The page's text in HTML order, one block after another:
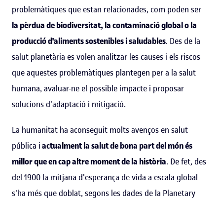
problemàtiques que estan relacionades, com poden ser
la pèrdua de biodiversitat, la contaminació global o la
producció d'aliments sostenibles i saludables. Des de la
salut planetària es volen analitzar les causes i els riscos
que aquestes problemàtiques plantegen per a la salut
humana, avaluar-ne el possible impacte i proposar
solucions d'adaptació i mitigació.
La humanitat ha aconseguit molts avenços en salut
pública iactualment la salut de bona part del món és
millor que en cap altre moment de la història. De fet, des
del 1900 la mitjana d'esperança de vida a escala global
s'ha més que doblat, segons les dades de la Planetary